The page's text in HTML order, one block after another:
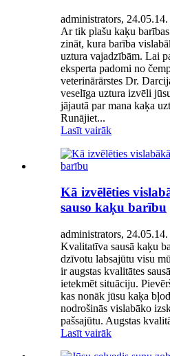
administrators, 24.05.14.
Ar tik plašu kaķu
zināt, kura barība
uztura vajadzībām. Lai
eksperta padomi no
veterinārārstes Dr.
veselīga uztura izvēli
jājautā par mana kaķa
Runājiet...
Lasīt vairāk
Kā izvēlēties
sauso kaķu barību
administrators, 24.05.14.
Kvalitatīva sausā kaķu
dzīvotu labsajūtu visu
ir augstas kvalitātes
ietekmēt situāciju.
kas nonāk jūsu kaķa
nodrošinās vislabāko
pašsajūtu. Augstas
Lasīt vairāk